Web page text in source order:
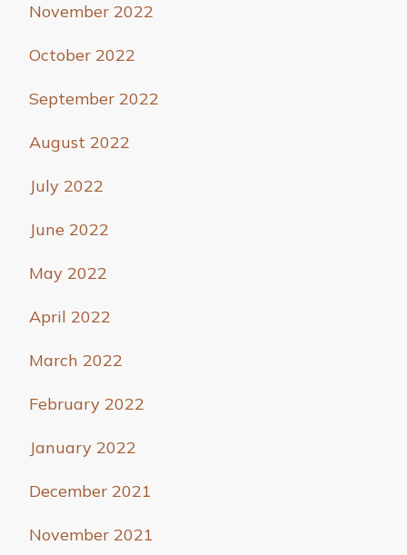
November 2022
October 2022
September 2022
August 2022
July 2022
June 2022
May 2022
April 2022
March 2022
February 2022
January 2022
December 2021
November 2021